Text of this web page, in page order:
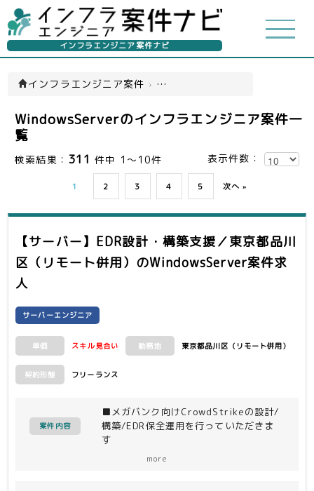
インフラエンジニア案件ナビ
インフラエンジニア案件 › WindowsServer案件
WindowsServerのインフラエンジニア案件一
覧
検索結果： 311 件中 1～10件 表示件数：
1 2 3 4 5 次へ »
【サーバー】EDR設計・構築支援／東京都品川
区（リモート併用） のWindowsServer案件求
人
サーバーエンジニア
単価 スキル見合い 勤務地 東京都品川区（リモート併用）
契約形態 フリーランス
案件内容
■メガバンク向けCrowdStrikeの設計/
構築/EDR保全運用を行っていただきま
す
more